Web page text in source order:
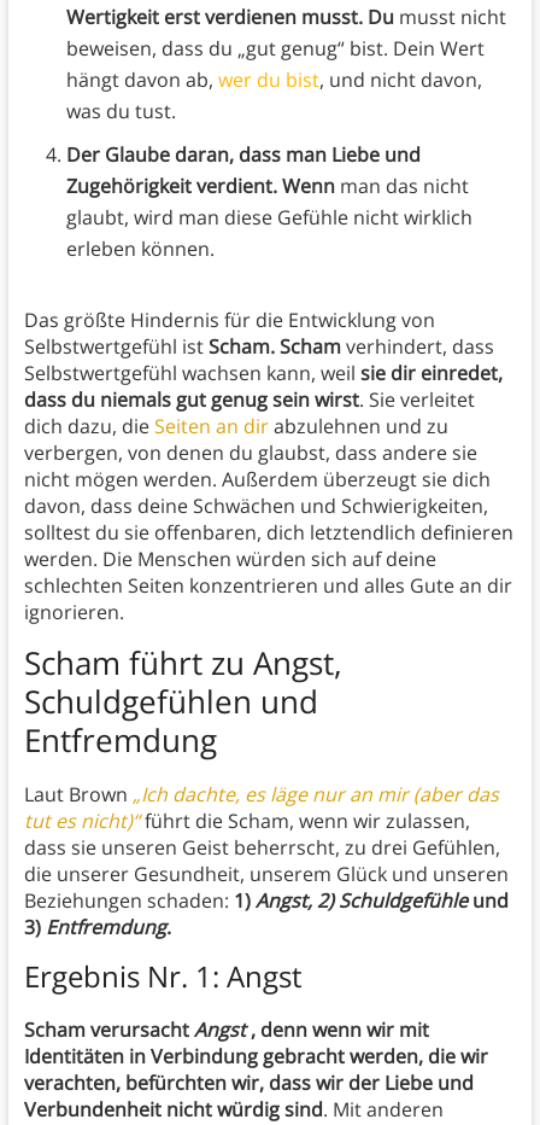
Wertigkeit erst verdienen musst. Du musst nicht
beweisen, dass du „gut genug“ bist. Dein Wert
hängt davon ab, wer du bist, und nicht davon,
was du tust.
Der Glaube daran, dass man Liebe und
Zugehörigkeit verdient. Wenn man das nicht
glaubt, wird man diese Gefühle nicht wirklich
erleben können.
Das größte Hindernis für die Entwicklung von
Selbstwertgefühl istScham. Schamverhindert, dass
Selbstwertgefühl wachsen kann, weil sie dir einredet,
dass du niemals gut genug sein wirst. Sie verleitet
dich dazu, dieSeiten an dirabzulehnen und zu
verbergen, von denen du glaubst, dass andere sie
nicht mögen werden. Außerdem überzeugt sie dich
davon, dass deine Schwächen und Schwierigkeiten,
solltest du sie offenbaren, dich letztendlich definieren
werden. Die Menschen würden sich auf deine
schlechten Seiten konzentrieren und alles Gute an dir
ignorieren.
Scham führt zu Angst,
Schuldgefühlen und
Entfremdung
Laut Brown „Ich dachte, es läge nur an mir (aber das
tut es nicht)“führt die Scham, wenn wir zulassen,
dass sie unseren Geist beherrscht, zu drei Gefühlen,
die unserer Gesundheit, unserem Glück und unseren
Beziehungen schaden: 1)Angst, 2) Schuldgefühleund
3) Entfremdung.
Ergebnis Nr. 1: Angst
Scham verursachtAngst, denn wenn wir mit
Identitäten in Verbindung gebracht werden, die wir
verachten, befürchten wir, dass wir der Liebe und
Verbundenheit nicht würdig sind. Mit anderen